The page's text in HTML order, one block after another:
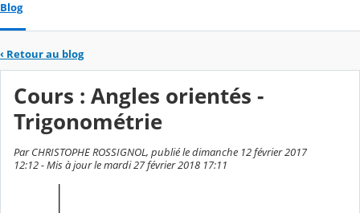
Blog
‹ Retour au blog
Cours : Angles orientés -
Trigonométrie
Par CHRISTOPHE ROSSIGNOL, publié le dimanche 12 février 2017
12:12 - Mis à jour le mardi 27 février 2018 17:11